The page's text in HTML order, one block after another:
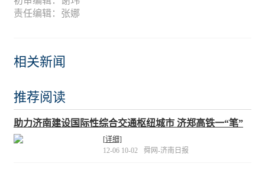
责任编辑：张娜
相关新闻
推荐阅读
助力济南建设国际性综合交通枢纽城市 济郑高铁一“笔”
绘出俩“米”字
[详细]
12-06 10-02
舜网-济南日报